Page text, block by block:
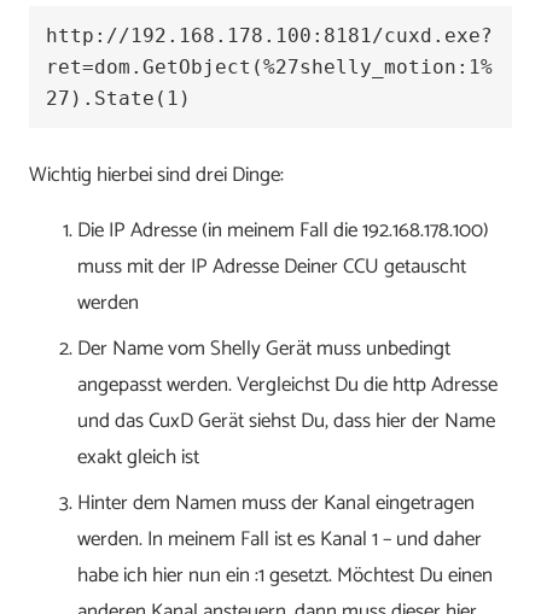
http://192.168.178.100:8181/cuxd.exe?
ret=dom.GetObject(%27shelly_motion:1%
27).State(1)
Wichtig hierbei sind drei Dinge:
Die IP Adresse (in meinem Fall die 192.168.178.100)
muss mit der IP Adresse Deiner CCU getauscht
werden
Der Name vom Shelly Gerät muss unbedingt
angepasst werden. Vergleichst Du die http Adresse
und das CuxD Gerät siehst Du, dass hier der Name
exakt gleich ist
Hinter dem Namen muss der Kanal eingetragen
werden. In meinem Fall ist es Kanal 1 – und daher
habe ich hier nun ein :1 gesetzt. Möchtest Du einen